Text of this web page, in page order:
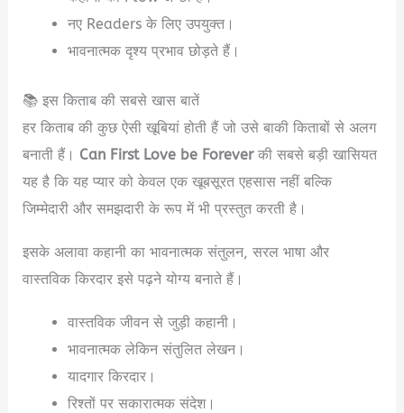
नए Readers के लिए उपयुक्त।
भावनात्मक दृश्य प्रभाव छोड़ते हैं।
📚 इस किताब की सबसे खास बातें
हर किताब की कुछ ऐसी खूबियां होती हैं जो उसे बाकी किताबों से अलग
बनाती हैं। Can First Love be Foreverकी सबसे बड़ी खासियत
यह है कि यह प्यार को केवल एक खूबसूरत एहसास नहीं बल्कि
जिम्मेदारी और समझदारी के रूप में भी प्रस्तुत करती है।
इसके अलावा कहानी का भावनात्मक संतुलन, सरल भाषा और
वास्तविक किरदार इसे पढ़ने योग्य बनाते हैं।
वास्तविक जीवन से जुड़ी कहानी।
भावनात्मक लेकिन संतुलित लेखन।
यादगार किरदार।
रिश्तों पर सकारात्मक संदेश।